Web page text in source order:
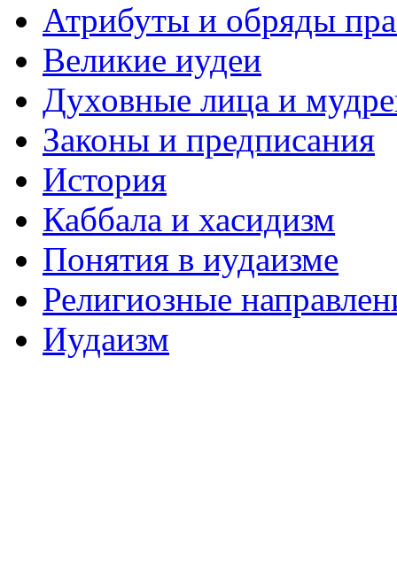
Атрибуты и обряды
Великие иудеи
Духовные лица и
Законы и предписания
История
Каббала и хасидизм
Понятия в иудаизме
Религиозные
Иудаизм